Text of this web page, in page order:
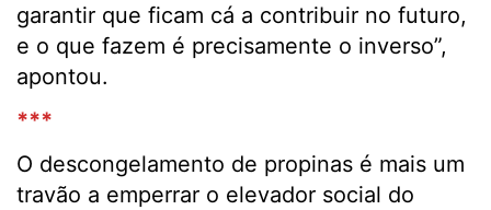
garantir que ficam cá a contribuir no futuro,
e o que fazem é precisamente o inverso”,
apontou.
***
O descongelamento de propinas é mais um
travão a emperrar o elevador social do